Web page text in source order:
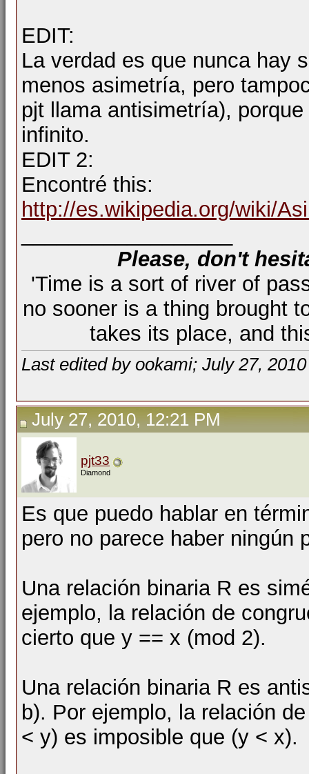
EDIT:
La verdad es que nunca hay
menos asimetría, pero
pjt llama antisimetría),
infinito.
EDIT 2:
Encontré this:
http://es.wikipedia.org/wiki/
Please, don't
'Time is a sort of river of
no sooner is a thing brought
takes its place, and
Last edited by ookami; July 27,
July 27, 2010, 12:21 PM
pjt33
Diamond
Es que puedo hablar en
pero no parece haber ningún
Una relación binaria R es
ejemplo, la relación de
cierto que y == x (mod 2).
Una relación binaria R es
b). Por ejemplo, la relación
< y) es imposible que (y < x).